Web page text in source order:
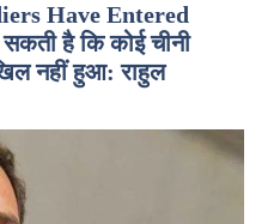
Have Entered
है कि कोई चीनी
नहीं हुआ: राहुल